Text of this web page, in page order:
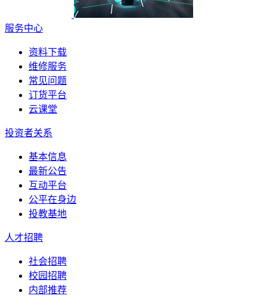
服务中心
资料下载
维修服务
常见问题
订货平台
云课堂
投资者关系
基本信息
最新公告
互动平台
公平在身边
投教基地
人才招聘
社会招聘
校园招聘
内部推荐